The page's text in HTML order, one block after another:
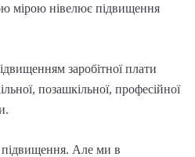
мірою нівелює підвищення
заробітної плати
позашкільної, професійної
Але ми в